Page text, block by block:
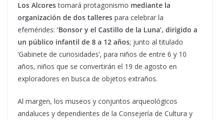
Los Alcorestomará protagonismo mediante la
organización de dos talleres para celebrar la
efemérides: ‘Bonsor y el Castillo de la Luna’, dirigido a
un público infantil de 8 a 12 años; junto al titulado
‘Gabinete de curiosidades’, para niños de entre 6 y 10
años, niños que se convertirán el 19 de agosto en
exploradores en busca de objetos extraños.
Al margen, los museos y conjuntos arqueológicos
andaluces y dependientes de la Consejería de Cultura y